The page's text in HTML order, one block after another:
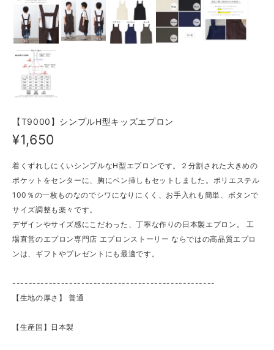
【T9000】シンプルH型キッズエプロン
¥1,650
着くずれしにくいシンプルなH型エプロンです。２分割された大きめの
ポケットをセンターに、胸にペン挿しもセットしました。ポリエステル
100％の一枚ものなのでシワになりにくく、お手入れも簡単、ボタンで
サイズ調整も楽々です。
デザインやサイズ感にこだわった、丁寧な作りの日本製エプロン。 工
場直営のエプロン専門店 エプロンストーリー ならではの高品質エプロ
ンは、ギフトやプレゼントにも最適です。
--------------------------------------------------
【生地の厚さ】 ​普通
【生産国】日本製